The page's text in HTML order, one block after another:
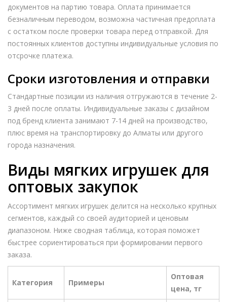
документов на партию товара. Оплата принимается
безналичным переводом, возможна частичная предоплата
с остатком после проверки товара перед отправкой. Для
постоянных клиентов доступны индивидуальные условия по
отсрочке платежа.
Сроки изготовления и отправки
Стандартные позиции из наличия отгружаются в течение 2-
3 дней после оплаты. Индивидуальные заказы с дизайном
под бренд клиента занимают 7-14 дней на производство,
плюс время на транспортировку до Алматы или другого
города назначения.
Виды мягких игрушек для
оптовых закупок
Ассортимент мягких игрушек делится на несколько крупных
сегментов, каждый со своей аудиторией и ценовым
диапазоном. Ниже сводная таблица, которая поможет
быстрее сориентироваться при формировании первого
заказа.
Категория Примеры
Оптовая
цена, тг